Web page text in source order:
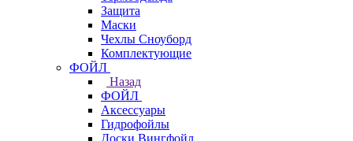
Защита
Маски
Чехлы Сноуборд
Комплектующие
ФОЙЛ
Назад
ФОЙЛ
Аксессуары
Гидрофойлы
Доски Вингфойл